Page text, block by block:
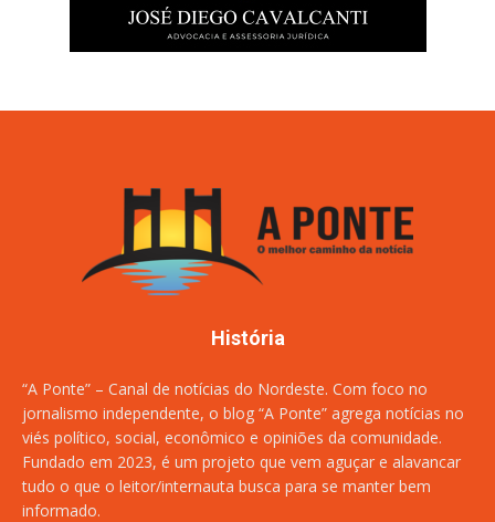
História
“A Ponte” – Canal de notícias do Nordeste. Com foco no
jornalismo independente, o blog “A Ponte” agrega notícias no
viés político, social, econômico e opiniões da comunidade.
Fundado em 2023, é um projeto que vem aguçar e alavancar
tudo o que o leitor/internauta busca para se manter bem
informado.